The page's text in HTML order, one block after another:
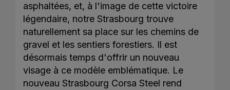
asphaltées, et, à l'image de cette victoire
légendaire, notre Strasbourg trouve
naturellement sa place sur les chemins de
gravel et les sentiers forestiers. Il est
désormais temps d'offrir un nouveau
visage à ce modèle emblématique. Le
nouveau Strasbourg Corsa Steel rend